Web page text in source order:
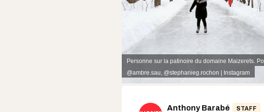
Personne sur la patinoire du domaine Maizerets.
@ambre.sau @stephanieg.rochon | Instagram
Anthony Barabé STAFF